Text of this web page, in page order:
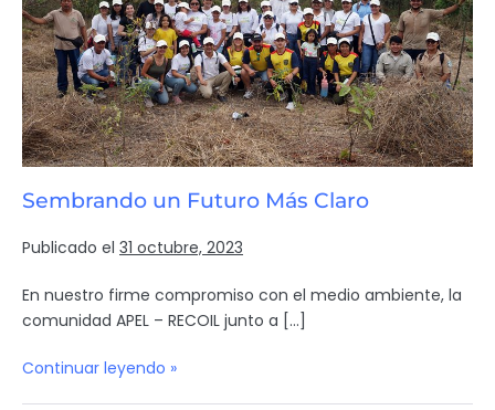
Sembrando un Futuro Más Claro
Publicado el 31 octubre, 2023
En nuestro firme compromiso con el medio ambiente, la
comunidad APEL – RECOIL junto a […]
Continuar leyendo »